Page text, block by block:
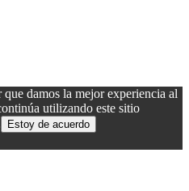
damos la mejor experiencia al
utilizando este sitio
Estoy de acuerdo